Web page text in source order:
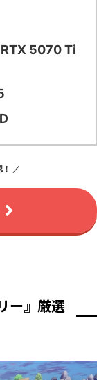
5070 Ti
！ ／
ー』厳選